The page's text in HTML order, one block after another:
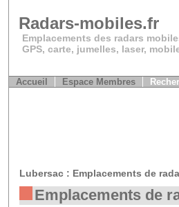
Radars-mobiles.fr
Emplacements des radars
GPS, carte, jumelles, laser,
Accueil Espace Membres
Lubersac : Emplacements de
Emplacements de